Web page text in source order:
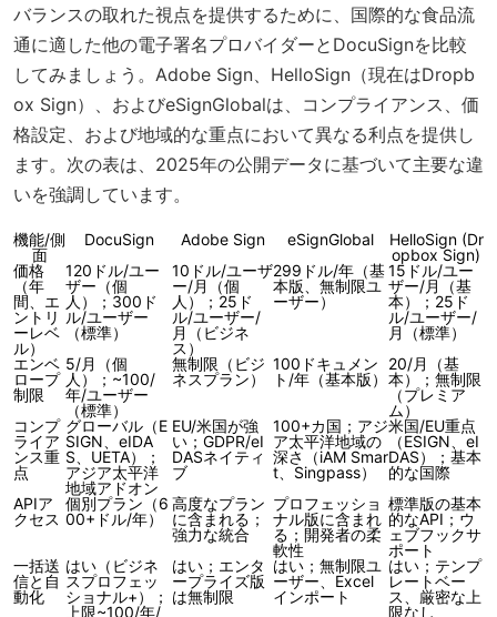
バランスの取れた視点を提供するために、国際的な食品流
通に適した他の電子署名プロバイダーとDocuSignを比較
してみましょう。Adobe Sign、HelloSign（現在はDropb
ox Sign）、およびeSignGlobalは、コンプライアンス、価
格設定、および地域的な重点において異なる利点を提供し
ます。次の表は、2025年の公開データに基づいて主要な違
いを強調しています。
機能/側
面
DocuSign Adobe Sign eSignGlobal
HelloSign (Dr
opbox Sign)
価格
（年
間、エ
ントリ
ーレベ
ル）
120ドル/ユー
ザー（個
人）；300ド
ル/ユーザー
（標準）
10ドル/ユーザ
ー/月（個
人）；25ド
ル/ユーザー/
月（ビジネ
ス）
299ドル/年（基
本版、無制限ユ
ーザー）
15ドル/ユー
ザー/月（基
本）；25ド
ル/ユーザー/
月（標準）
エンベ
ロープ
制限
5/月（個
人）；~100/
年/ユーザー
（標準）
無制限（ビジ
ネスプラン）
100ドキュメン
ト/年（基本版）
20/月（基
本）；無制限
（プレミア
ム）
コンプ
ライア
ンス重
点
グローバル（E
SIGN、eIDA
S、UETA）；
アジア太平洋
地域アドオン
EU/米国が強
い；GDPR/eI
DASネイティ
ブ
100+カ国；アジ
ア太平洋地域の
深さ（iAM Smar
t、Singpass）
米国/EU重点
（ESIGN、eI
DAS）；基本
的な国際
APIア
クセス
個別プラン（6
00+ドル/年）
高度なプラン
に含まれる；
強力な統合
プロフェッショ
ナル版に含まれ
る；開発者の柔
軟性
標準版の基本
的なAPI；ウ
ェブフックサ
ポート
一括送
信と自
動化
はい（ビジネ
スプロフェッ
ショナル+）；
上限~100/年/
はい；エンタ
ープライズ版
は無制限
はい；無制限ユ
ーザー、Excel
インポート
はい；テンプ
レートベー
ス、厳密な上
限なし